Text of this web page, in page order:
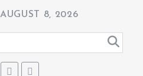
8, 2026